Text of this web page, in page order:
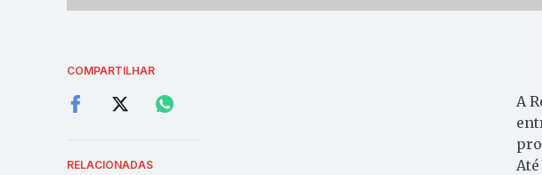
COMPARTILHAR
RELACIONADAS
A